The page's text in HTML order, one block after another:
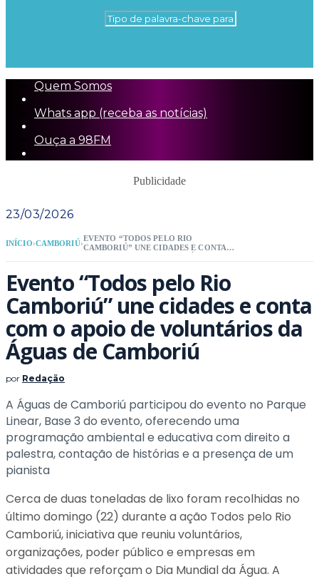
Quem Somos
Whats app (receba as notícias)
Ouça a 98FM
Publicidade
23/03/2026
INÍCIO›CAMBORIÚ›
EVENTO “TODOS PELO RIO
CAMBORIÚ” UNE CIDADES E CONTA
Evento “Todos pelo Rio
Camboriú” une cidades e conta
com o apoio de voluntários da
Águas de Camboriú
por Redação
A Águas de Camboriú participou do evento no Parque
Linear, Base 3 do evento, oferecendo uma
programação ambiental e educativa com direito a
palestra, contação de histórias e a presença de um
pianista
Cerca de duas toneladas de lixo foram recolhidas no
último domingo (22) durante a ação Todos pelo Rio
Camboriú, iniciativa que reuniu voluntários,
organizações, poder público e empresas em
atividades que reforçam o Dia Mundial da Água. A